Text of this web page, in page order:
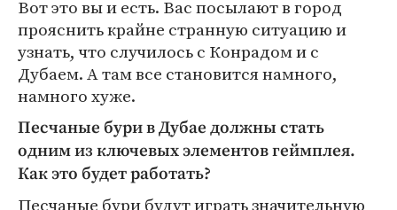
Вот это вы и есть. Вас посылают в город
прояснить крайне странную ситуацию и
узнать, что случилось с Конрадом и с
Дубаем. А там все становится намного,
намного хуже.
Песчаные бури в Дубае должны стать
одним из ключевых элементов геймплея.
Как это будет работать?
Песчаные бури будут играть значительную